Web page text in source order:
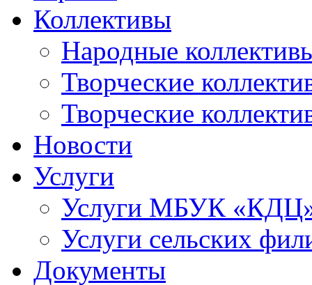
Коллективы
Народные
Творческие
Творческие
Новости
Услуги
Услуги МБУК
Услуги сельских
Документы